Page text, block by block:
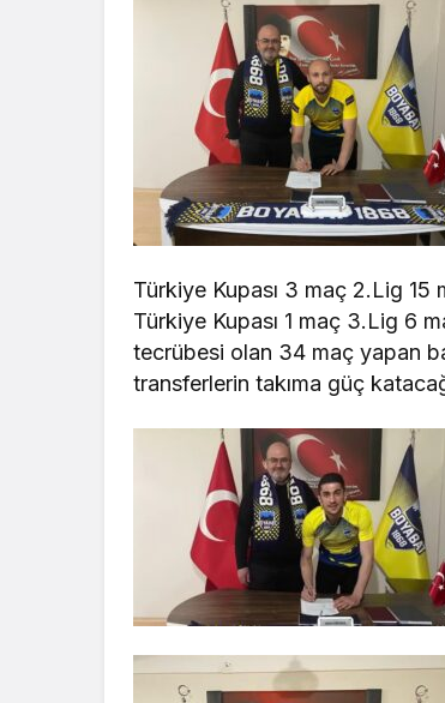
Türkiye Kupası 3 maç 2.Lig
Türkiye Kupası 1 maç 3.Lig 6
tecrübesi olan 34 maç yapan
transferlerin takıma güç